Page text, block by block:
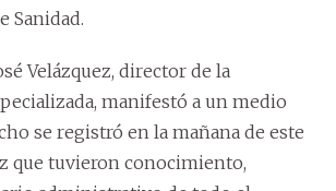
Sanidad.
Velázquez, director de la
manifestó a un medio
se registró en la mañana de este
que tuvieron conocimiento,